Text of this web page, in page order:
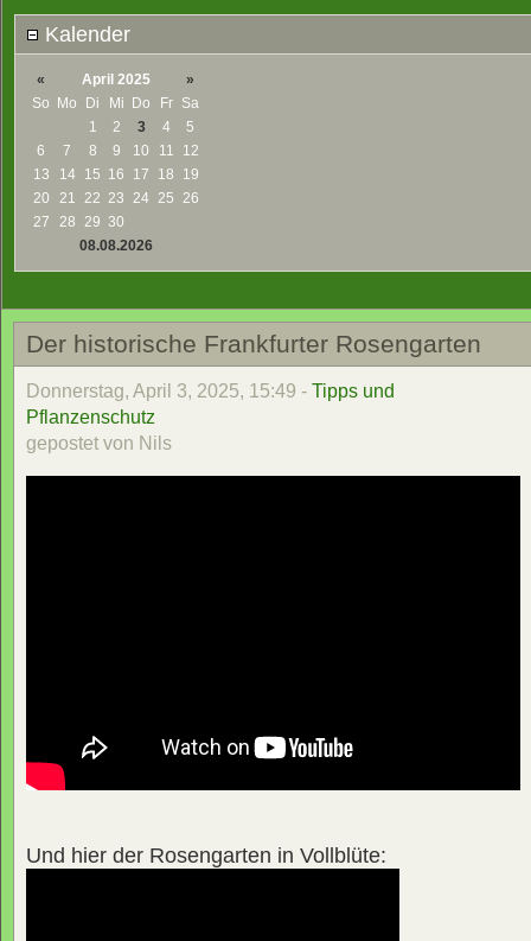
Kalender
« April 2025
»
So Mo Di Mi Do Fr
Sa
1
2 3 4
5
6
7 8 9 10 11
12
13
14 15 16 17 18
19
20
21 22 23 24 25 26
27
28 29 30
08.08.2026
Der historische Frankfurter Rosengarten
Donnerstag, April 3, 2025, 15:49 - Tipps und
Pflanzenschutz
gepostet von Nils
Und hier der Rosengarten in Vollblüte: